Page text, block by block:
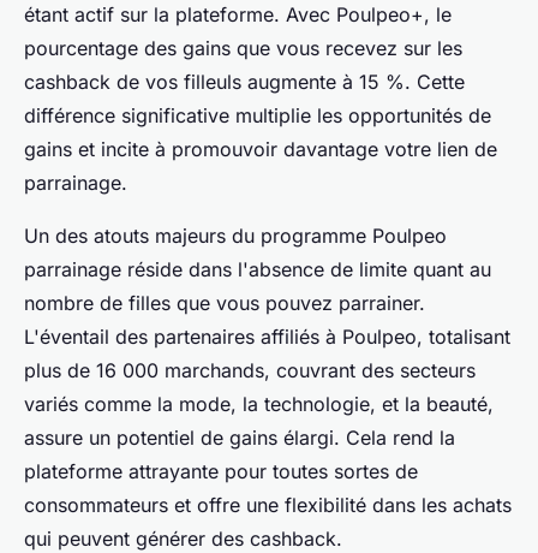
étant actif sur la plateforme. Avec Poulpeo+, le
pourcentage des gains que vous recevez sur les
cashback de vos filleuls augmente à 15 %. Cette
différence significative multiplie les opportunités de
gains et incite à promouvoir davantage votre lien de
parrainage.
Un des atouts majeurs du programme Poulpeo
parrainage réside dans l'absence de limite quant au
nombre de filles que vous pouvez parrainer.
L'éventail des partenaires affiliés à Poulpeo, totalisant
plus de 16 000 marchands, couvrant des secteurs
variés comme la mode, la technologie, et la beauté,
assure un potentiel de gains élargi. Cela rend la
plateforme attrayante pour toutes sortes de
consommateurs et offre une flexibilité dans les achats
qui peuvent générer des cashback.